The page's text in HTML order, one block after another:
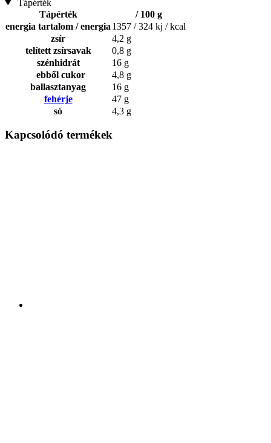
Tápérték
Tápérték
/ 100 g
energia tartalom / energia 1357 / 324 kj / kcal
zsír
4,2 g
telített zsírsavak
0,8 g
szénhidrát
16 g
ebből cukor
4,8 g
ballasztanyag
16 g
fehérje
47 g
só
4,3 g
Kapcsolódó termékek